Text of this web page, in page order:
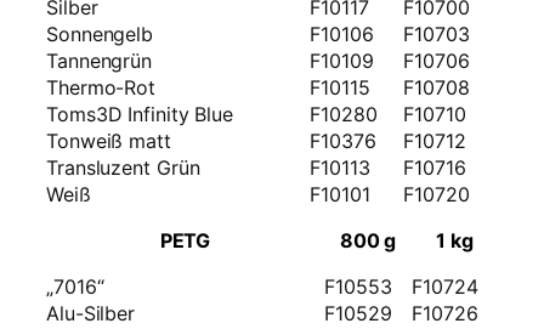
Silber
F10117
F10700
Sonnengelb
F10106
F10703
Tannengrün
F10109
F10706
Thermo-Rot
F10115
F10708
Toms3D Infinity Blue
F10280
F10710
Tonweiß matt
F10376
F10712
Transluzent Grün
F10113
F10716
Weiß
F10101
F10720
PETG
800 g
1 kg
„7016“
F10553
F10724
Alu-Silber
F10529
F10726